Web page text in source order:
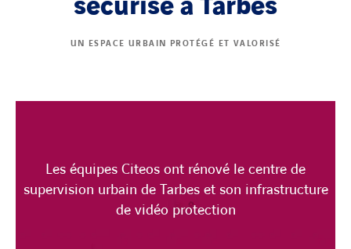
UN ESPACE URBAIN PROTÉGÉ ET VALORISÉ
Les équipes Citeos ont rénové le centre de
supervision urbain de Tarbes et son infrastructure
de vidéo protection